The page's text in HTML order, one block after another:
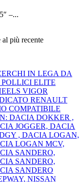
–...
più recente